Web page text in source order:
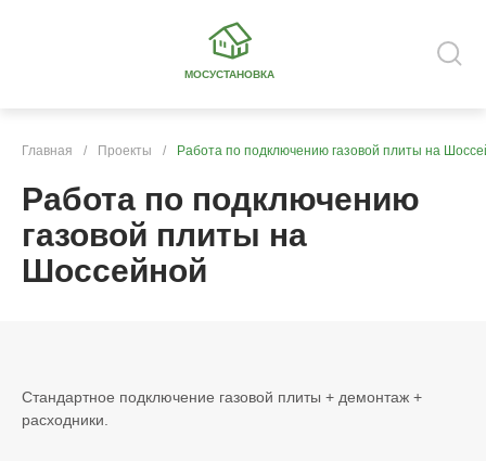
МОСУСТАНОВКА
Главная / Проекты / Работа по подключению газовой плиты на
Работа по подключению
газовой плиты на
Шоссейной
Стандартное подключение газовой плиты + демонтаж +
расходники.